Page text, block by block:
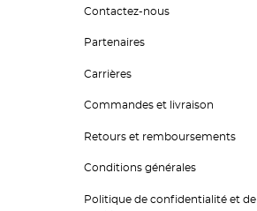
Contactez-nous
Partenaires
Carrières
Commandes et livraison
Retours et remboursements
Conditions générales
Politique de confidentialité et de